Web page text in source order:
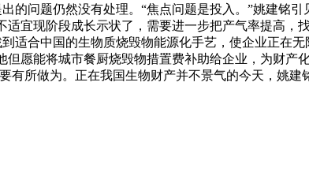
的问题仍然没有处理。“焦点问题是投入。”姚建铭
宜现阶段成长示状了，需要进一步把产气率提高，
适合中国的生物质烧毁物能源化手艺，使企业正在
愿能将城市餐厨烧毁物措置费补助给企业，为财
有所做为。正在我国生物财产并不景气的今天，姚